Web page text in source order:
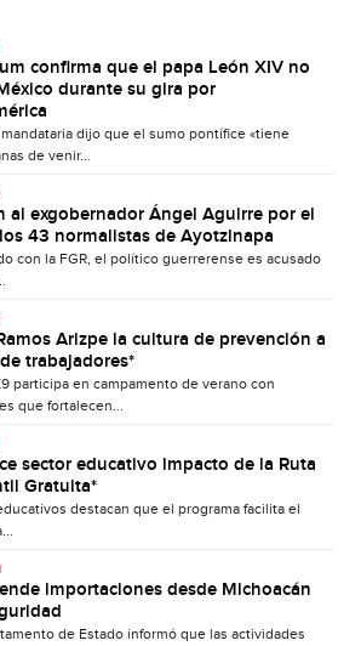
confirma que el papa León XIV no
durante su gira por
dijo que el sumo pontífice «tiene
de venir...
al exgobernador Ángel Aguirre por el
43 normalistas de Ayotzinapa
con la FGR, el político guerrerense es acusado
Arizpe la cultura de prevención a
trabajadores*
participa en campamento de verano con
que fortalecen...
sector educativo impacto de la Ruta
Gratuita*
destacan que el programa facilita el
importaciones desde Michoacán
de Estado informó que las actividades